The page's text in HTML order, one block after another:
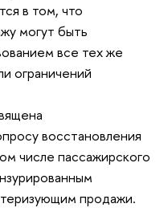
в том, что
могут быть
все тех же
ограничений
восстановления
числе пассажирского
продажи.